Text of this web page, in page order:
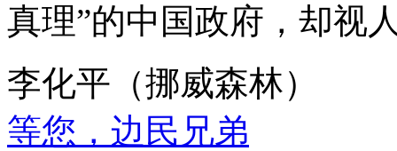
真理”的中国政府，却视
李化平（挪威森林）
等您，边民兄弟